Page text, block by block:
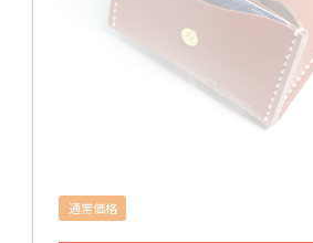
通常価格